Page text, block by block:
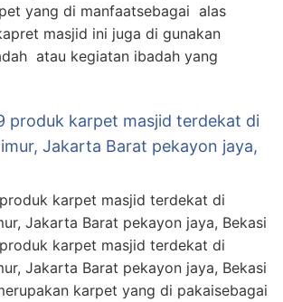
yang di manfaatsebagai alas
masjid ini juga di gunakan
atau kegiatan ibadah yang
produk karpet masjid terdekat di
Jakarta Barat pekayon jaya,
karpet masjid terdekat di
Jakarta Barat pekayon jaya, Bekasi
karpet masjid terdekat di
Jakarta Barat pekayon jaya, Bekasi
karpet yang di pakaisebagai